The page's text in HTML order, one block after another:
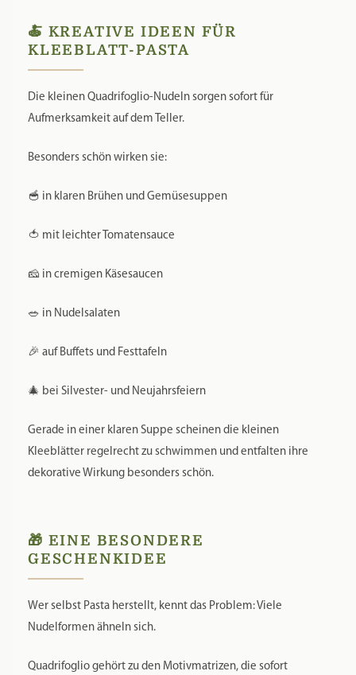
🍝 KREATIVE IDEEN FÜR
KLEEBLATT-PASTA
Die kleinen Quadrifoglio-Nudeln sorgen sofort für
Aufmerksamkeit auf dem Teller.
Besonders schön wirken sie:
🥣 in klaren Brühen und Gemüsesuppen
🍅 mit leichter Tomatensauce
🧀 in cremigen Käsesaucen
🥗 in Nudelsalaten
🎉 auf Buffets und Festtafeln
🎄 bei Silvester- und Neujahrsfeiern
Gerade in einer klaren Suppe scheinen die kleinen
Kleeblätter regelrecht zu schwimmen und entfalten ihre
dekorative Wirkung besonders schön.
🎁 EINE BESONDERE
GESCHENKIDEE
Wer selbst Pasta herstellt, kennt das Problem: Viele
Nudelformen ähneln sich.
Quadrifoglio gehört zu den Motivmatrizen, die sofort